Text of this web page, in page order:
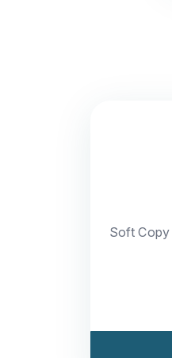
Soft